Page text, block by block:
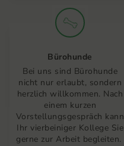
Bürohunde
Bei uns sind Bürohunde
nicht nur erlaubt, sondern
herzlich willkommen. Nach
einem kurzen
Vorstellungsgespräch kann
Ihr vierbeiniger Kollege Sie
gerne zur Arbeit begleiten.